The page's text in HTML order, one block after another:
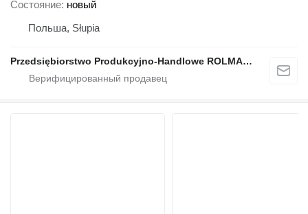
Состояние новый
Польша, Słupia
Przedsiębiorstwo Produkcyjno-Handlowe ROLMAPOL Marcin Dziekan